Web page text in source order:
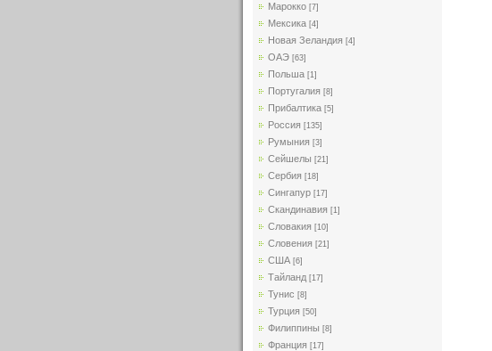
Марокко [7]
Мексика [4]
Новая Зеландия [4]
ОАЭ [63]
Польша [1]
Португалия [8]
Прибалтика [5]
Россия [135]
Румыния [3]
Сейшелы [21]
Сербия [18]
Сингапур [17]
Скандинавия [1]
Словакия [10]
Словения [21]
США [6]
Тайланд [17]
Тунис [8]
Турция [50]
Филиппины [8]
Франция [17]